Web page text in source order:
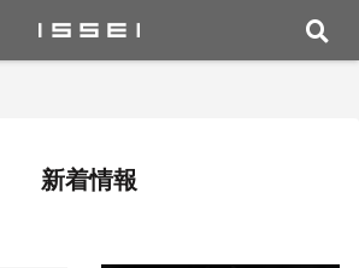
新着情報